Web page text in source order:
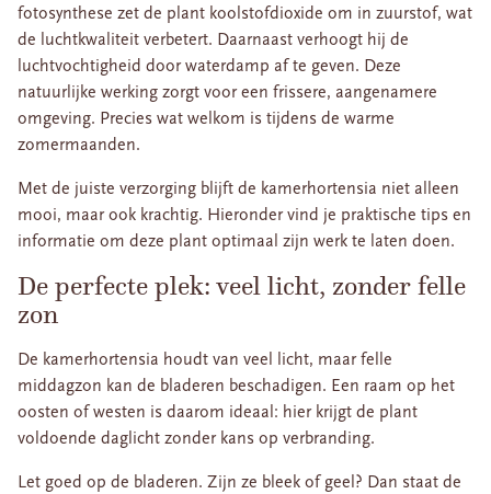
fotosynthese zet de plant koolstofdioxide om in zuurstof, wat
de luchtkwaliteit verbetert. Daarnaast verhoogt hij de
luchtvochtigheid door waterdamp af te geven. Deze
natuurlijke werking zorgt voor een frissere, aangenamere
omgeving. Precies wat welkom is tijdens de warme
zomermaanden.
Met de juiste verzorging blijft de kamerhortensia niet alleen
mooi, maar ook krachtig. Hieronder vind je praktische tips en
informatie om deze plant optimaal zijn werk te laten doen.
De perfecte plek: veel licht, zonder felle
zon
De kamerhortensia houdt van veel licht, maar felle
middagzon kan de bladeren beschadigen. Een raam op het
oosten of westen is daarom ideaal: hier krijgt de plant
voldoende daglicht zonder kans op verbranding.
Let goed op de bladeren. Zijn ze bleek of geel? Dan staat de